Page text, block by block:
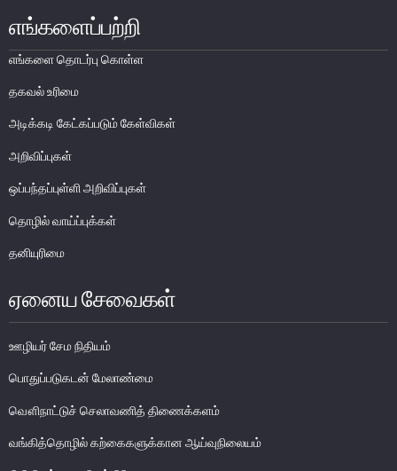
பணத்தாள்கள்
நாணயத்தாள்களும் குத்திகளும்
சுற்றோட்டத்திலுள்ள நாணயத் தாள்கள்
ஞாபகார்த்த நாணத் தாள்களும் குத்திகளும்
இலங்கை நாணயத்தின் வரலாறு
பொதுமக்கள் நாணயமாற்றுக் கருமபீடம்
எங்களைப்பற்றி
எங்களை தொடர்பு கொள்ள
தகவல் உரிமை
அடிக்கடி கேட்கப்படும் கேள்விகள்
அறிவிப்புகள்
ஒப்பந்தப்புள்ளி அறிவிப்புகள்
தொழில் வாய்ப்புக்கள்
தனியுரிமை
ஏனைய சேவைகள்
ஊழியர் சேம நிதியம்
பொதுப்படுகடன் மேலாண்மை
வௌிநாட்டுச் செலாவணித் திணைக்களம்
வங்கித்தொழில் கற்கைகளுக்கான ஆய்வுநிலையம்